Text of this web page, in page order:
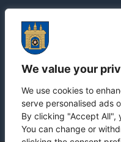
We value your
We use cookies to
serve personalised ads
By clicking "Accept All",
You can change or
Atviri duomenys
Nuorodos
Dažniausiai užduodami
Apie savivaldybę